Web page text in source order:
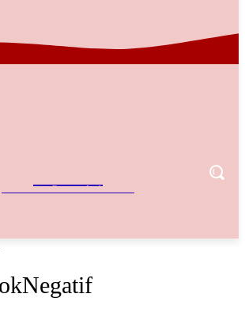
Referensi Bisnis Indonesia